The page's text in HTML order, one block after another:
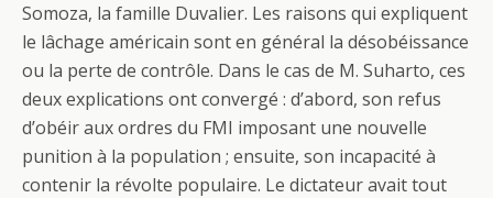
Somoza, la famille Duvalier. Les raisons qui expliquent
le lâchage américain sont en général la désobéissance
ou la perte de contrôle. Dans le cas de M. Suharto, ces
deux explications ont convergé : d’abord, son refus
d’obéir aux ordres du FMI imposant une nouvelle
punition à la population ; ensuite, son incapacité à
contenir la révolte populaire. Le dictateur avait tout